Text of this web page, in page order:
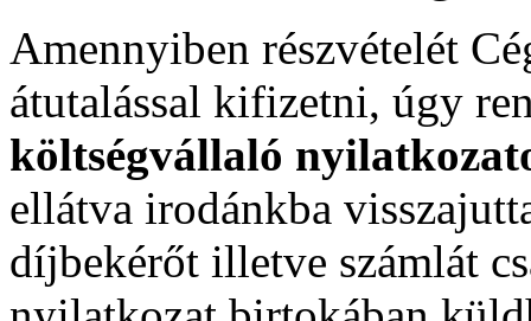
Amennyiben részvételét
átutalással kifizetni, úgy
költségvállaló
ellátva irodánkba
díjbekérőt illetve számlát